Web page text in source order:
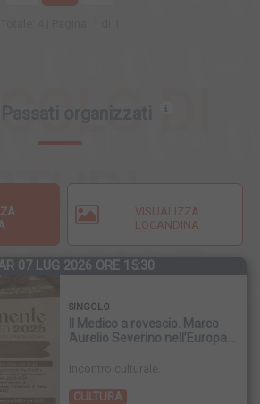
DI
LE
VISUALIZZA
LOCANDINA
07 LUG 2026 ORE 15:30
SINGOLO
Il Medico a rovescio. Marco
Aurelio Severino nell’Europa
CULTURA